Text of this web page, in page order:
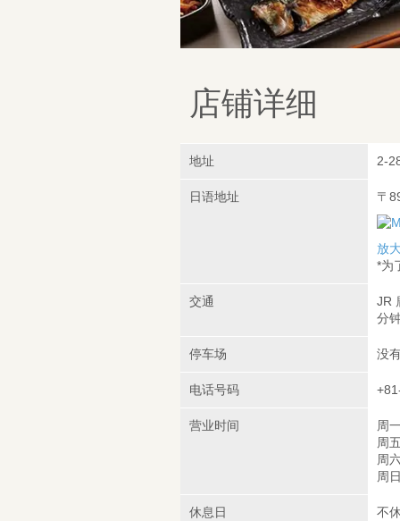
店铺详细
地址 2-
日语地址 〒
放
*为
交通
JR
分
停车场 没
电话号码
营业时间
周
周
周
周
休息日 不